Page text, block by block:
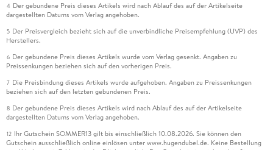
4 Der gebundene Preis dieses Artikels wird nach Ablauf des auf der Artikelseite
dargestellten Datums vom Verlag angehoben.
5 Der Preisvergleich bezieht sich auf die unverbindliche Preisempfehlung (UVP) des
Herstellers.
6 Der gebundene Preis dieses Artikels wurde vom Verlag gesenkt. Angaben zu
Preissenkungen beziehen sich auf den vorherigen Preis.
7 Die Preisbindung dieses Artikels wurde aufgehoben. Angaben zu Preissenkungen
beziehen sich auf den letzten gebundenen Preis.
8 Der gebundene Preis dieses Artikels wird nach Ablauf des auf der Artikelseite
dargestellten Datums vom Verlag angehoben.
12 Ihr Gutschein SOMMER13 gilt bis einschließlich 10.08.2026. Sie können den
Gutschein ausschließlich online einlösen unter www.hugendubel.de. Keine Bestellung